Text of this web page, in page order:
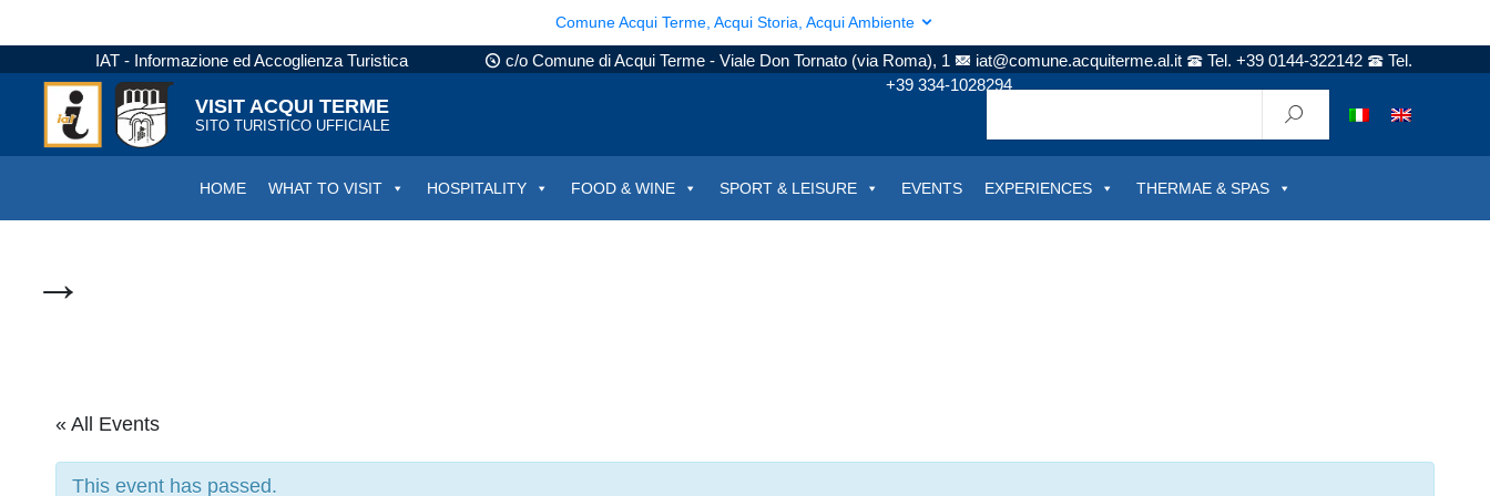
Comune Acqui Terme, Acqui Storia, Acqui Ambiente
IAT - Informazione ed Accoglienza Turistica c/o Comune di Acqui Terme - Viale Don Tornato (via Roma), 1 iat@comune.acquiterme.al.it Tel. +39 0144-322142
Tel.
+39 334-1028294
VISIT ACQUI TERME
SITO TURISTICO UFFICIALE
HOME WHAT TO VISIT HOSPITALITY FOOD & WINE SPORT & LEISURE EVENTS EXPERIENCES THERMAE & SPAS
→
« All Events
This event has passed.